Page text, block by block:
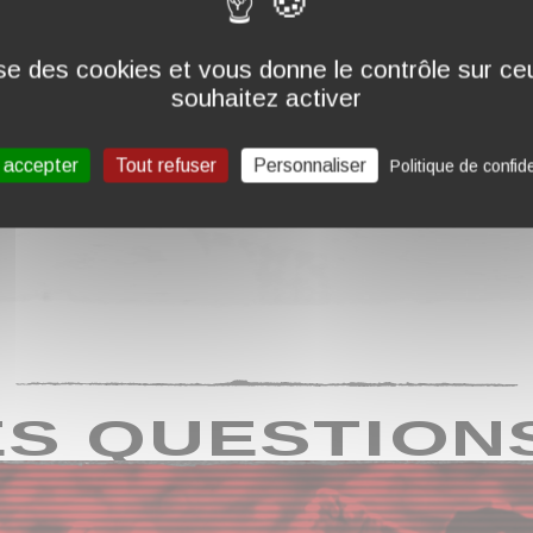
POLO BRODÉ "H 25"
des cookies et vous donne le contrôle sur
souhaitez activer
accepter Tout refuser Personnaliser Politique de